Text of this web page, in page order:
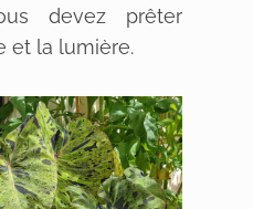
devez prêter
et la lumière.